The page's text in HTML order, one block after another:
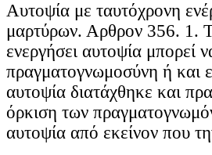
Αυτοψία με ταυτόχρονη
μαρτύρων. Αρθρον 356. 1.
ενεργήσει αυτοψία μπορεί
πραγματογνωμοσύνη ή και
αυτοψία διατάχθηκε και
όρκιση των
αυτοψία από εκείνον που